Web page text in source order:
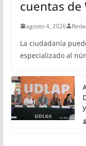
cuentas de
agosto 4, 2026
La ciudadanía
especializado al